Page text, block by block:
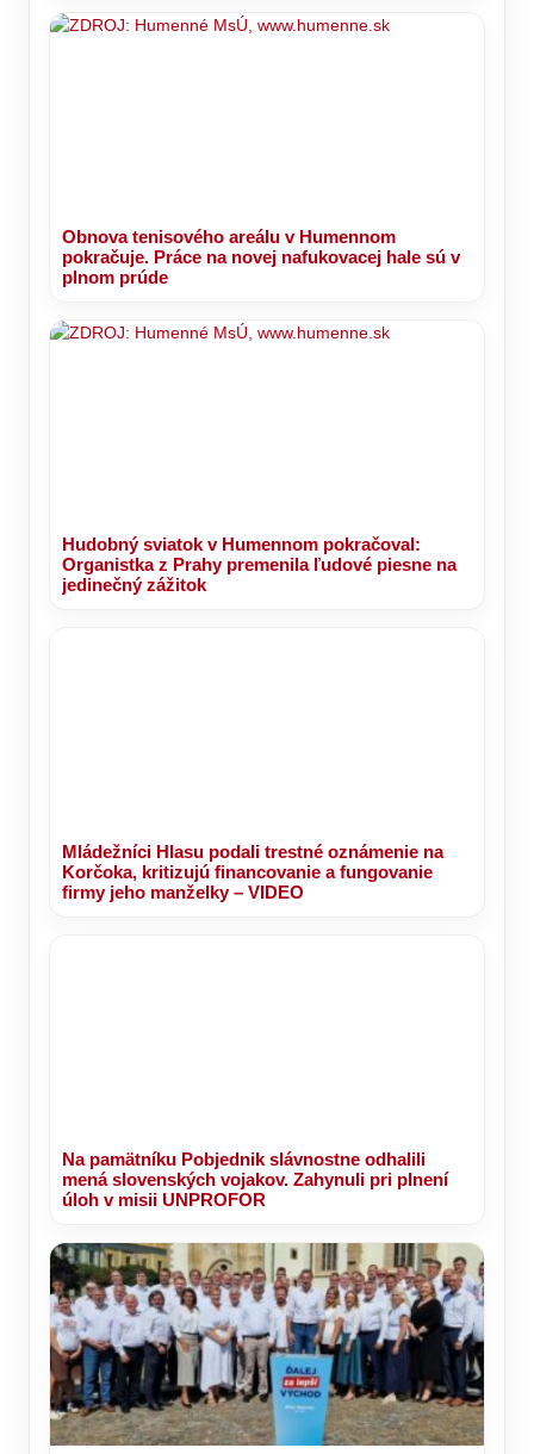
Obnova tenisového areálu v Humennom
pokračuje. Práce na novej nafukovacej hale sú v
plnom prúde
Hudobný sviatok v Humennom pokračoval:
Organistka z Prahy premenila ľudové piesne na
jedinečný zážitok
Mládežníci Hlasu podali trestné oznámenie na
Korčoka, kritizujú financovanie a fungovanie
firmy jeho manželky – VIDEO
Na pamätníku Pobjednik slávnostne odhalili
mená slovenských vojakov. Zahynuli pri plnení
úloh v misii UNPROFOR